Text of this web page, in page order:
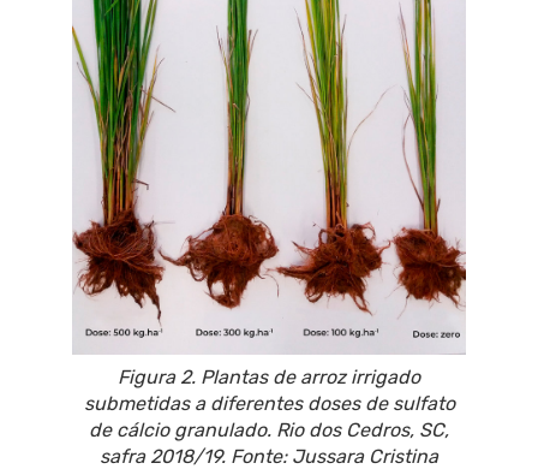
Figura 2. Plantas de arroz irrigado
submetidas a diferentes doses de sulfato
de cálcio granulado. Rio dos Cedros, SC,
safra 2018/19. Fonte: Jussara Cristina